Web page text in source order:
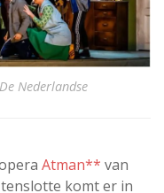
Nederlandse
Atman** van
tenslotte komt er in